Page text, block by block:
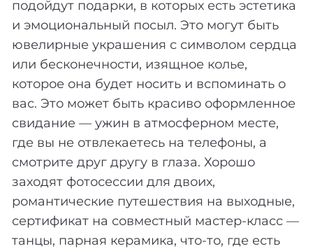
подойдут подарки, в которых есть эстетика
и эмоциональный посыл. Это могут быть
ювелирные украшения с символом сердца
или бесконечности, изящное колье,
которое она будет носить и вспоминать о
вас. Это может быть красиво оформленное
свидание — ужин в атмосферном месте,
где вы не отвлекаетесь на телефоны, а
смотрите друг другу в глаза. Хорошо
заходят фотосессии для двоих,
романтические путешествия на выходные,
сертификат на совместный мастер-класс —
танцы, парная керамика, что-то, где есть